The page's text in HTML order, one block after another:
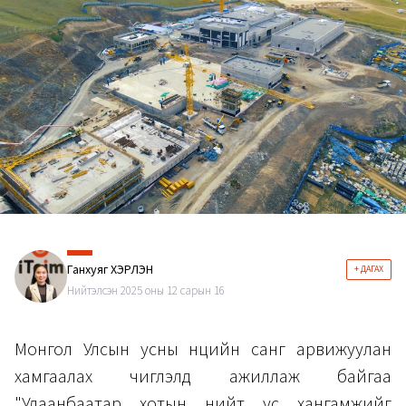
Ганхуяг ХЭРЛЭН + ДАГАХ
Нийтэлсэн 2025 оны 12 сарын 16
Монгол Улсын усны нөөцийн санг арвижуулан
хамгаалах чиглэлд ажиллаж байгаа